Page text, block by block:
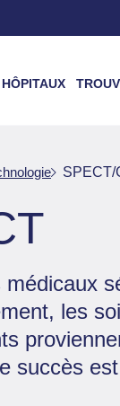
HÔPITAUX TROUVER
SPECT/
les
succès